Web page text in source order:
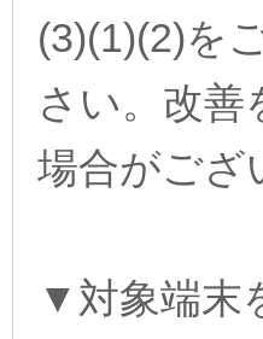
(3)(1)(2)を
さい。改善
場合がござ
▼対象端末